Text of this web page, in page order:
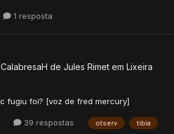
1 resposta
CalabresaH de Jules Rimet em Lixeira
fugiu foi? [voz de fred mercury]
39 respostas otserv tibia